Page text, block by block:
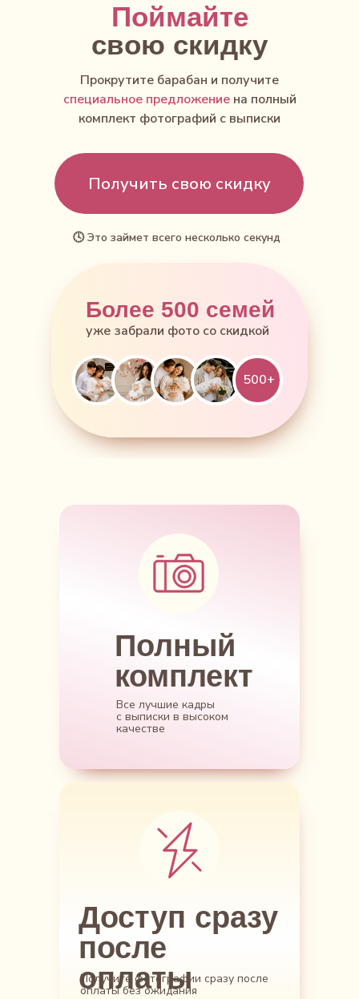
Поймайте
свою скидку
🕓 Это займет всего несколько секунд
Более 500 семей
уже забрали фото со скидкой
Прокрутите барабан и получите
специальное предложениена полный
комплект фотографий с выписки
Получить свою скидку
500+
Доступ сразу
после
оплаты
Полный
комплект
Получите фотографии сразу после
оплаты без ожидания
Все лучшие кадры
с выписки в высоком
качестве